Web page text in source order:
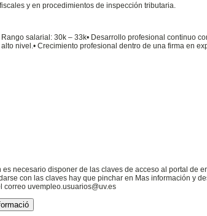
y en procedimientos de inspección tributaria.
Rango salarial: 30k – 33k• Desarrollo profesional continuo
nivel.• Crecimiento profesional dentro de una firma en
necesario disponer de las claves de acceso al portal de
con las claves hay que pinchar en Mas información y
correo uvempleo.usuarios@uv.es